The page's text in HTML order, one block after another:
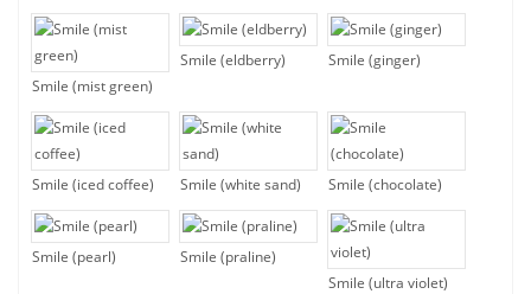
Smile (mist green)
Smile (eldberry) Smile (ginger)
Smile (iced coffee) Smile (white sand) Smile (chocolate)
Smile (pearl)
Smile (praline)
Smile (ultra violet)